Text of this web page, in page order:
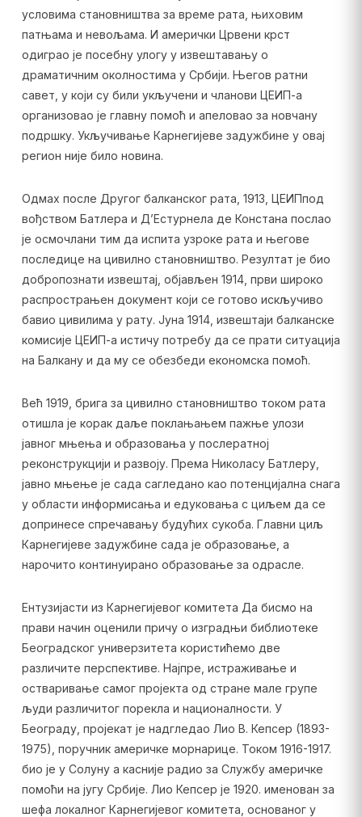
условима становништва за време рата, њиховим
патњама и невољама. И амерички Црвени крст
одиграо је посебну улогу у извештавању о
драматичним околностима у Србији. Његов ратни
савет, у који су били укључени и чланови ЦЕИП-а
организовао је главну помоћ и апеловао за новчану
подршку. Укључивање Карнегијеве задужбине у овај
регион није било новина.
Одмах после Другог балканског рата, 1913, ЦЕИПпод
вођством Батлера и Д’Естурнела де Констана послао
је осмочлани тим да испита узроке рата и његове
последице на цивилно становништво. Резултат је био
добропознати извештај, објављен 1914, први широко
распрострањен документ који се готово искључиво
бавио цивилима у рату. Јуна 1914, извештаји балканске
комисије ЦЕИП-а истичу потребу да се прати ситуација
на Балкану и да му се обезбеди економска помоћ.
Већ 1919, брига за цивилно становништво током рата
отишла је корак даље поклањањем пажње улози
јавног мњења и образовања у послератној
реконструкцији и развоју. Према Николасу Батлеру,
јавно мњење је сада сагледано као потенцијална снага
у области информисања и едуковања с циљем да се
допринесе спречавању будућих сукоба. Главни циљ
Карнегијеве задужбине сада је образовање, а
нарочито континуирано образовање за одрасле.
Ентузијасти из Карнегијевог комитета Да бисмо на
прави начин оценили причу о изградњи библиотеке
Београдског универзитета користићемо две
различите перспективе. Најпре, истраживање и
остваривање самог пројекта од стране мале групе
људи различитог порекла и националности. У
Београду, пројекат је надгледао Лио В. Кепсер (1893-
1975), поручник америчке морнарице. Током 1916-1917.
био је у Солуну а касније радио за Службу америчке
помоћи на југу Србије. Лио Кепсер је 1920. именован за
шефа локалног Карнегијевог комитета, основаног у